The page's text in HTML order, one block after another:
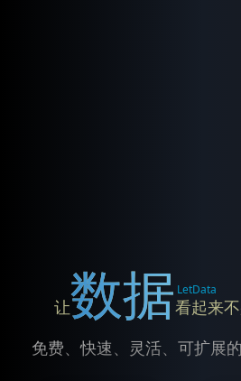
让数据看起来
LetData
免费、快速、灵活、可扩展